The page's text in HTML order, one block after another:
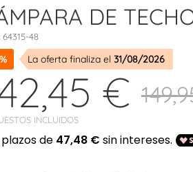
DE
64315-48
La oferta finaliza el 31/08/2026
€
INCLUIDOS